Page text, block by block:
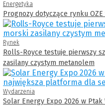
Energetyka
Prognozy dotyczące rynku
Rynek
Rolls-Royce testuje pierwszy
zasilany czystym metanolem
Wydarzenia
Solar Energy Expo 2026 w Ptak